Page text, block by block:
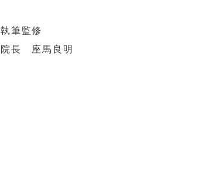
執筆監修
院長 座馬良明